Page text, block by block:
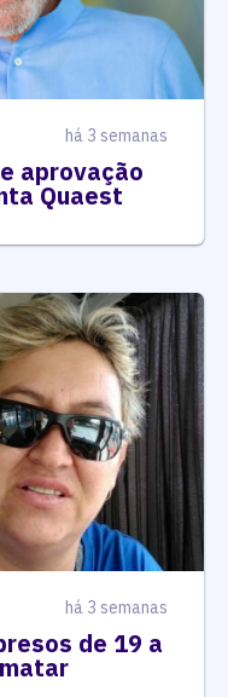
há 3 semanas
aprovação
Quaest
há 3 semanas
de 19 a